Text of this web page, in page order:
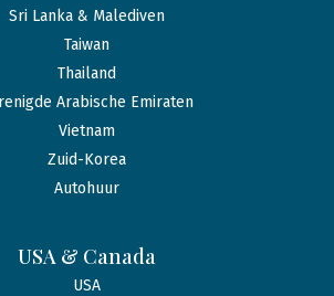
Sri Lanka & Malediven
Taiwan
Thailand
Arabische Emiraten
Vietnam
Zuid-Korea
Autohuur
USA & Canada
USA